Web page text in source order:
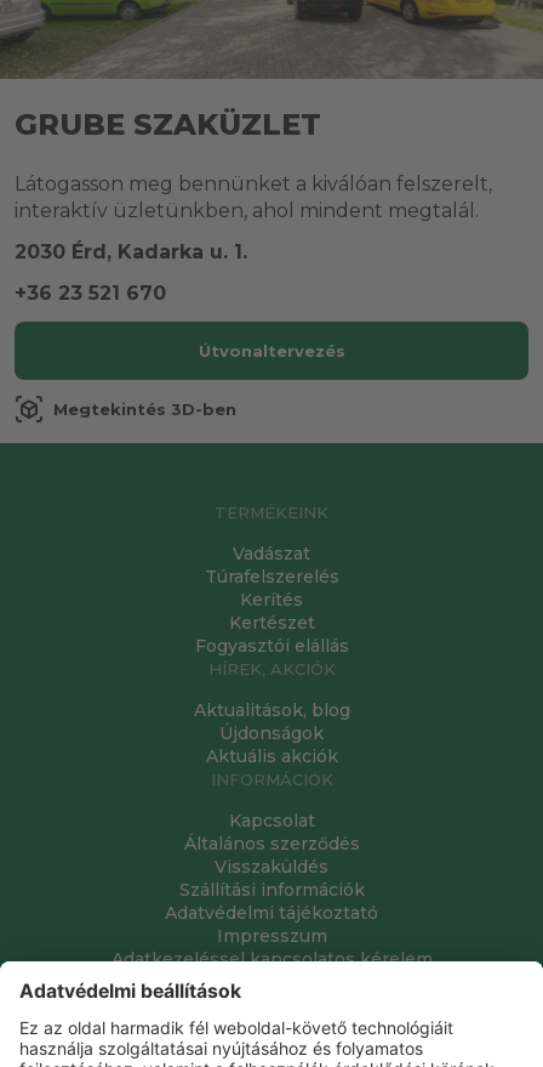
GRUBE SZAKÜZLET
Látogasson meg bennünket a kiválóan felszerelt,
interaktív üzletünkben, ahol mindent megtalál.
2030 Érd, Kadarka u. 1.
+36 23 521 670
Útvonaltervezés
view_in_ar Megtekintés 3D-ben
TERMÉKEINK
Vadászat
Túrafelszerelés
Kerítés
Kertészet
Fogyasztói elállás
HÍREK, AKCIÓK
Aktualitások, blog
Újdonságok
Aktuális akciók
INFORMÁCIÓK
Kapcsolat
Általános szerződés
Visszaküldés
Szállítási információk
Adatvédelmi tájékoztató
Impresszum
Adatkezeléssel kapcsolatos kérelem